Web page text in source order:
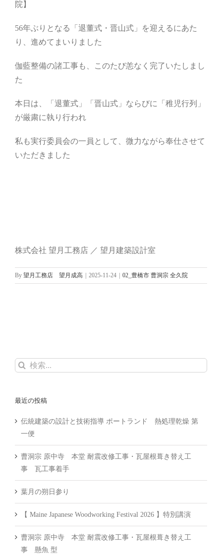
院】
56年ぶりとなる「退董式・晋山式」を迎えるにあた
り、進めてまいりました
伽藍整備の諸工事も、このたび恙なく完了いたしまし
た
本日は、「退董式」「晋山式」ならびに「稚児行列」
が厳粛に執り行われ
私も実行委員会の一員として、微力ながら奉仕させて
いただきました
株式会社 望月工務店 ／ 望月建築設計室
By 望月工務店 望月成高 2025-11-24 02_豊橋市 曹洞宗 全久院
検
最近の投稿
伝統建築の設計と技術指導 ポートランド 熱処理乾燥 第
一便
曹洞宗 原中寺 本堂 耐震改修工事・瓦屋根葺き替え工
事 瓦工事着手
葉月の朔日参り
【 Maine Japanese Woodworking Festival 2026 】特別講演
曹洞宗 原中寺 本堂 耐震改修工事・瓦屋根葺き替え工
事 懸魚 型